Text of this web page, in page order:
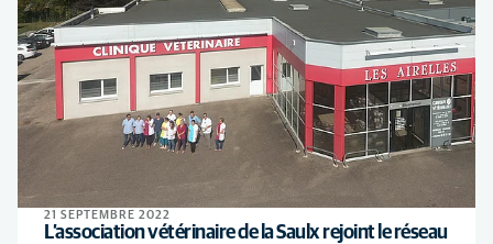
21 SEPTEMBRE 2022
L’association vétérinaire de la Saulx rejoint le réseau